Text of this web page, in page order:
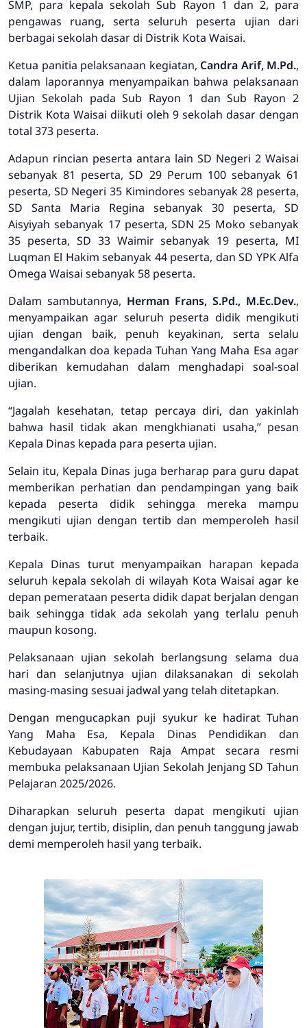
SMP, para kepala sekolah Sub Rayon 1 dan 2, para
pengawas ruang, serta seluruh peserta ujian dari
berbagai sekolah dasar di Distrik Kota Waisai.
Ketua panitia pelaksanaan kegiatan, Candra Arif, M.Pd.,
dalam laporannya menyampaikan bahwa pelaksanaan
Ujian Sekolah pada Sub Rayon 1 dan Sub Rayon 2
Distrik Kota Waisai diikuti oleh 9 sekolah dasar dengan
total 373 peserta.
Adapun rincian peserta antara lain SD Negeri 2 Waisai
sebanyak 81 peserta, SD 29 Perum 100 sebanyak 61
peserta, SD Negeri 35 Kimindores sebanyak 28 peserta,
SD Santa Maria Regina sebanyak 30 peserta, SD
Aisyiyah sebanyak 17 peserta, SDN 25 Moko sebanyak
35 peserta, SD 33 Waimir sebanyak 19 peserta, MI
Luqman El Hakim sebanyak 44 peserta, dan SD YPK Alfa
Omega Waisai sebanyak 58 peserta.
Dalam sambutannya, Herman Frans, S.Pd., M.Ec.Dev.,
menyampaikan agar seluruh peserta didik mengikuti
ujian dengan baik, penuh keyakinan, serta selalu
mengandalkan doa kepada Tuhan Yang Maha Esa agar
diberikan kemudahan dalam menghadapi soal-soal
ujian.
“Jagalah kesehatan, tetap percaya diri, dan yakinlah
bahwa hasil tidak akan mengkhianati usaha,” pesan
Kepala Dinas kepada para peserta ujian.
Selain itu, Kepala Dinas juga berharap para guru dapat
memberikan perhatian dan pendampingan yang baik
kepada peserta didik sehingga mereka mampu
mengikuti ujian dengan tertib dan memperoleh hasil
terbaik.
Kepala Dinas turut menyampaikan harapan kepada
seluruh kepala sekolah di wilayah Kota Waisai agar ke
depan pemerataan peserta didik dapat berjalan dengan
baik sehingga tidak ada sekolah yang terlalu penuh
maupun kosong.
Pelaksanaan ujian sekolah berlangsung selama dua
hari dan selanjutnya ujian dilaksanakan di sekolah
masing-masing sesuai jadwal yang telah ditetapkan.
Dengan mengucapkan puji syukur ke hadirat Tuhan
Yang Maha Esa, Kepala Dinas Pendidikan dan
Kebudayaan Kabupaten Raja Ampat secara resmi
membuka pelaksanaan Ujian Sekolah Jenjang SD Tahun
Pelajaran 2025/2026.
Diharapkan seluruh peserta dapat mengikuti ujian
dengan jujur, tertib, disiplin, dan penuh tanggung jawab
demi memperoleh hasil yang terbaik.